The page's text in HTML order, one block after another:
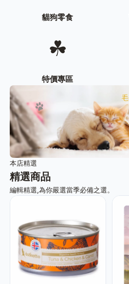
貓狗零食
☘
特價專區
本店精選
精選商品
編輯精選,為你嚴選當季必備之選。